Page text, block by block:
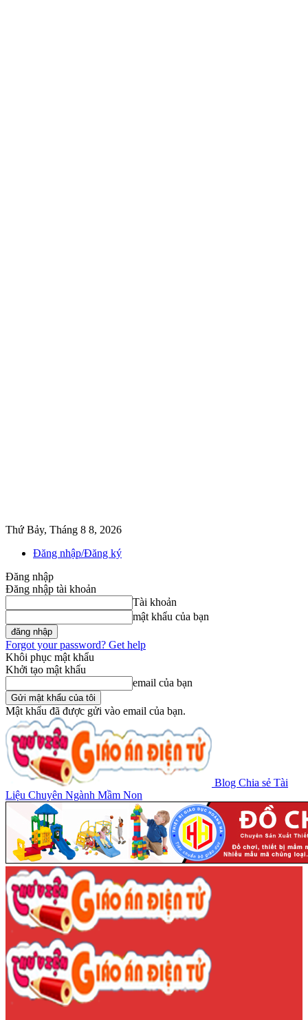
Thứ Bảy, Tháng 8 8, 2026
Đăng nhập/Đăng ký
Đăng nhập
Đăng nhập tài khoản
Tài khoản
mật khẩu của bạn
Forgot your password? Get help
Khôi phục mật khẩu
Khởi tạo mật khẩu
email của bạn
Mật khẩu đã được gửi vào email của bạn.
Blog Chia sẻ Tài
Liệu Chuyên Ngành Mầm Non